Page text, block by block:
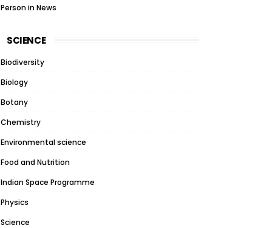
Person in News
SCIENCE
Biodiversity
Biology
Botany
Chemistry
Environmental science
Food and Nutrition
Indian Space Programme
Physics
Science